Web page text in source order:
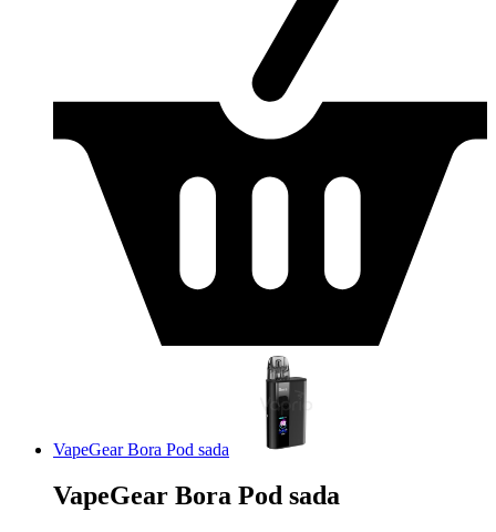
VapeGear Bora Pod sada
VapeGear Bora Pod sada